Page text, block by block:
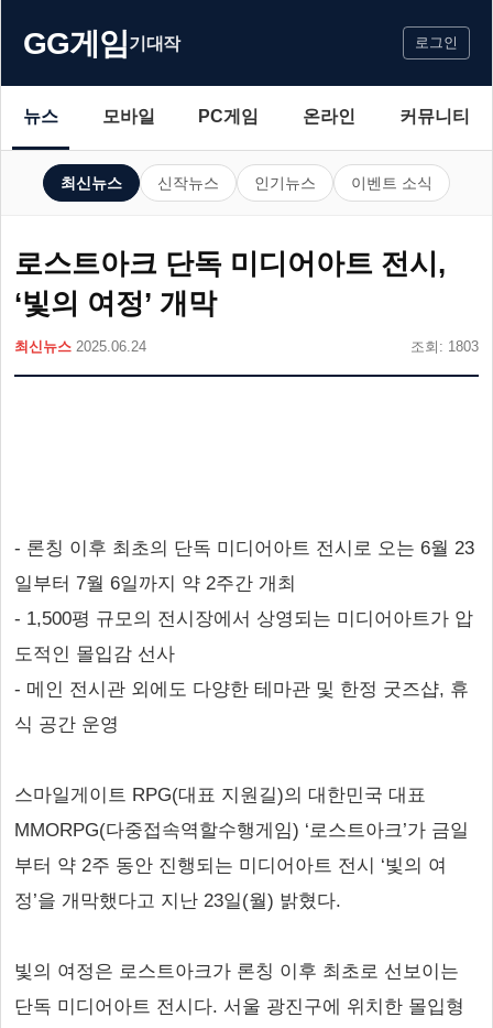
GG게임기대작 로그인
뉴스 모바일 PC게임 온라인 커뮤니티
최신뉴스 신작뉴스 인기뉴스 이벤트 소식
로스트아크 단독 미디어아트 전시,
‘빛의 여정’ 개막
최신뉴스 2025.06.24 조회: 1803
- 론칭 이후 최초의 단독 미디어아트 전시로 오는 6월 23
일부터 7월 6일까지 약 2주간 개최
- 1,500평 규모의 전시장에서 상영되는 미디어아트가 압
도적인 몰입감 선사
- 메인 전시관 외에도 다양한 테마관 및 한정 굿즈샵, 휴
식 공간 운영
스마일게이트 RPG(대표 지원길)의 대한민국 대표
MMORPG(다중접속역할수행게임) ‘로스트아크’가 금일
부터 약 2주 동안 진행되는 미디어아트 전시 ‘빛의 여
정’을 개막했다고 지난 23일(월) 밝혔다.
빛의 여정은 로스트아크가 론칭 이후 최초로 선보이는
단독 미디어아트 전시다. 서울 광진구에 위치한 몰입형